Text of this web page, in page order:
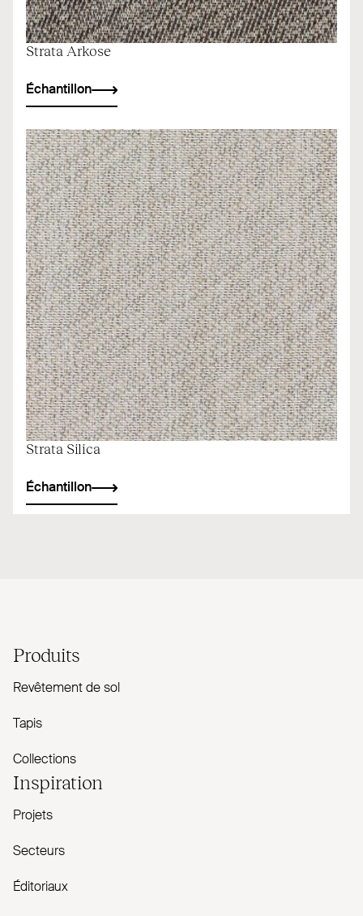
Strata Arkose
Échantillon
Strata Silica
Échantillon
Produits
Revêtement de sol
Tapis
Collections
Inspiration
Projets
Secteurs
Éditoriaux